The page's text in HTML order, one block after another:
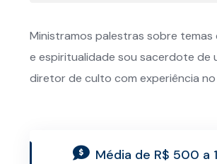
Ministramos palestras sobre temas
e espiritualidade sou sacerdote de
diretor de culto com experiência
Média de R$ 500 a